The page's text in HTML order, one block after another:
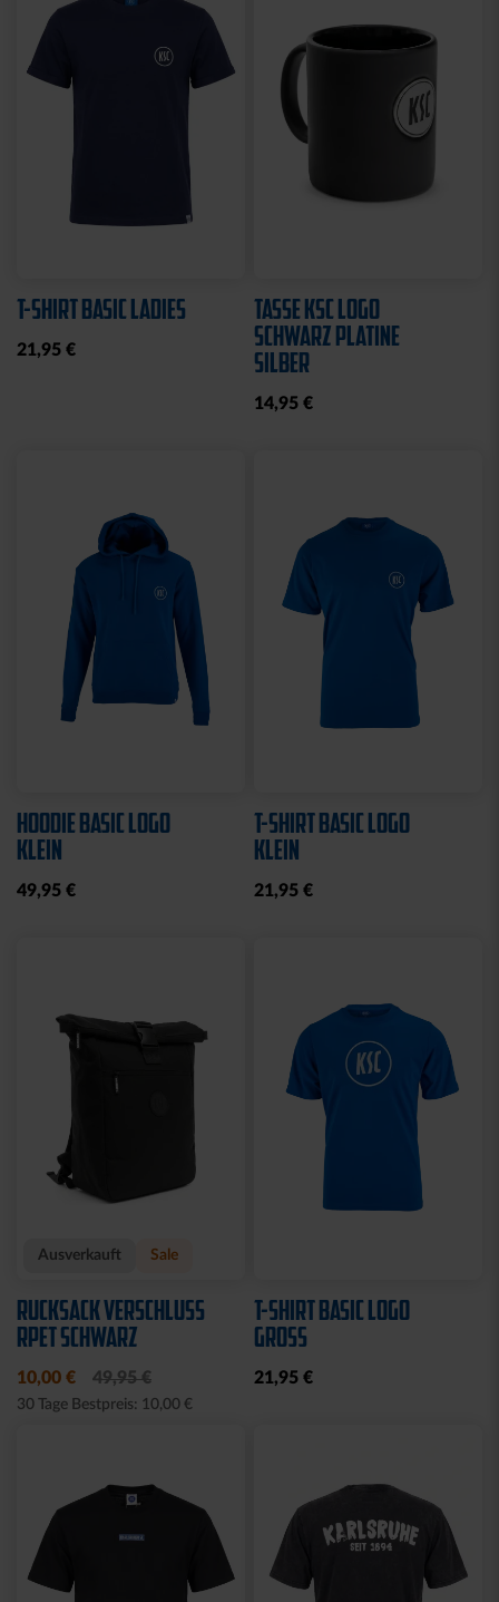
T-SHIRT BASIC LADIES
21,95 €
TASSE KSC LOGO
SCHWARZ PLATINE
SILBER
14,95 €
HOODIE BASIC LOGO
KLEIN
49,95 €
T-SHIRT BASIC LOGO
KLEIN
21,95 €
Ausverkauft Sale
RUCKSACK VERSCHLUSS
RPET SCHWARZ
10,00 € 49,95 €
30 Tage Bestpreis: 10,00 €
T-SHIRT BASIC LOGO
GROSS
21,95 €